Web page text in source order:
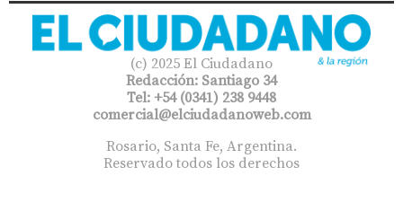
(c) 2025 El Ciudadano
Redacción: Santiago 34
Tel: +54 (0341) 238 9448
comercial@elciudadanoweb.com​
Rosario, Santa Fe, Argentina.
Reservado todos los derechos